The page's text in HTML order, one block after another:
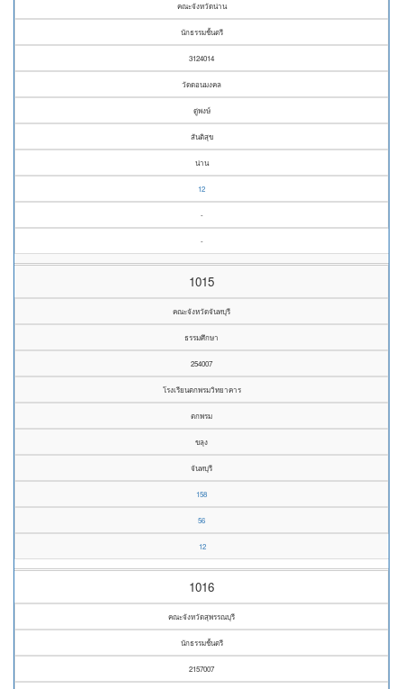
คณะจังหวัดน่าน
นักธรรมชั้นตรี
3124014
วัดดอนมงคล
ดู่พงษ์
สันติสุข
น่าน
12
-
-
1015
คณะจังหวัดจันทบุรี
ธรรมศึกษา
254007
โรงเรียนตกพรมวิทยาคาร
ตกพรม
ขลุง
จันทบุรี
158
56
12
1016
คณะจังหวัดสุพรรณบุรี
นักธรรมชั้นตรี
2157007